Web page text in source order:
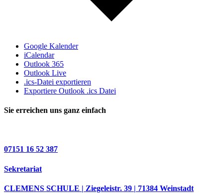
Google Kalender
iCalendar
Outlook 365
Outlook Live
.ics-Datei exportieren
Exportiere Outlook .ics Datei
Sie erreichen uns ganz einfach
07151 16 52 387
Sekretariat
CLEMENS SCHULE | Ziegeleistr. 39 | 71384 Weinstadt